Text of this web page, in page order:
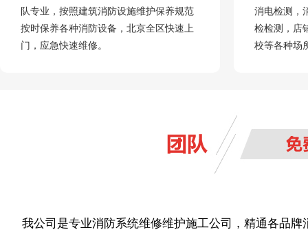
队专业，按照建筑消防设施维护保养规范
按时保养各种消防设备，北京全区快速上
门，应急快速维修。
消电检测，
检检测，店
校等各种场
我公司是专业消防系统维修维护施工公司，精通各品牌